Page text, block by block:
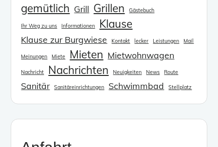
gemütlich Grill Grillen Gästebuch
Ihr Weg zu uns Informationen Klause
Klause zur Burgwiese Kontakt lecker Leistungen Mail
Meinungen Miete Mieten Mietwohnwagen
Nachricht Nachrichten Neuigkeiten News Route
Sanitär Sanitäreinrichtungen Schwimmbad Stellplatz